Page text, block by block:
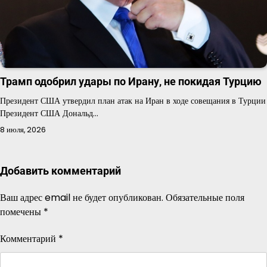
Трамп одобрил удары по Ирану, не покидая Турцию
Президент США утвердил план атак на Иран в ходе совещания в Турции
Президент США Дональд…
8 июля, 2026
Добавить комментарий
Ваш адрес email не будет опубликован. Обязательные поля
помечены *
Комментарий *